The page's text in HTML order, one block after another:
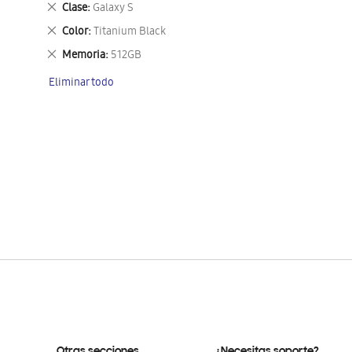
Clase Galaxy S
Eliminar
este
artículo
Color Titanium Black
Eliminar
este
artículo
Memoria 512GB
Eliminar
artículo
Eliminar todo